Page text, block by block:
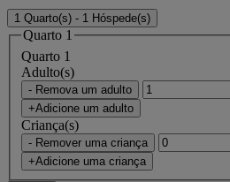
1 Quarto(s) - 1 Hóspede(s)
Quarto 1
Quarto 1
Adulto(s)
- Remova um adulto
+Adicione um adulto
Criança(s)
- Remover uma criança
+Adicione uma criança